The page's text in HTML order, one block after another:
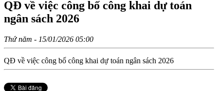
QĐ về việc công bố công khai dự toán
ngân sách 2026
Thứ năm - 15/01/2026 05:00
QĐ về việc công bố công khai dự toán ngân sách 2026